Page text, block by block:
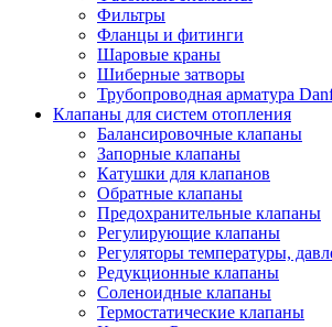
Фильтры
Фланцы и фитинги
Шаровые краны
Шиберные затворы
Трубопроводная арматура
Клапаны для систем отопления
Балансировочные клапаны
Запорные клапаны
Катушки для клапанов
Обратные клапаны
Предохранительные клапаны
Регулирующие клапаны
Регуляторы температуры,
Редукционные клапаны
Соленоидные клапаны
Термостатические клапаны